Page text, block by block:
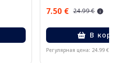
7.50 € 24.99 €
В
Регулярная цена: 24.99 €